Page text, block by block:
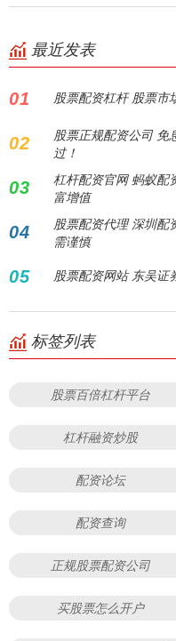
最近发表
01 股票配资杠杆 股票市
02
股票正规配资公司 免
过！
03
杠杆配资官网 蚂蚁配
富增值
04
股票配资代理 深圳配
需谨慎
05 股票配资网站 东吴证
标签列表
股票百倍杠杆平台
杠杆融资炒股
配资论坛
配资查询
正规股票配资公司
买股票怎么开户